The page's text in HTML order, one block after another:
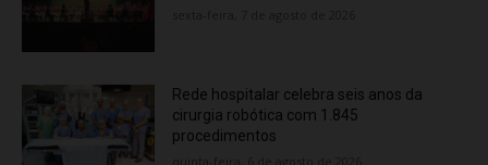
Rede hospitalar celebra seis anos da
cirurgia robótica com 1.845
procedimentos